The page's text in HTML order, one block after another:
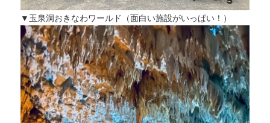
▼玉泉洞おきなわワールド（面白い施設がいっぱい！）